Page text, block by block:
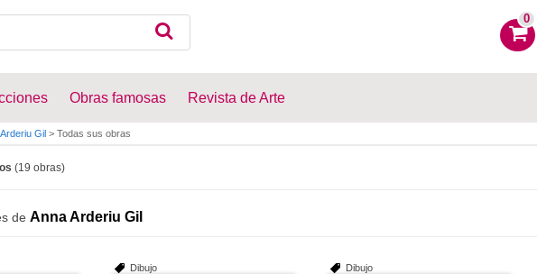
0
Obras famosas Revista de Arte
Gil > Todas sus obras
(19 obras)
de Anna Arderiu Gil
Dibujo Dibujo